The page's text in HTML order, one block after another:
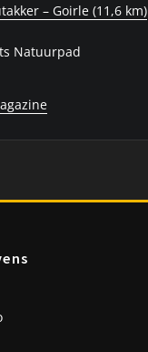
– Goirle (11,6 km)
Natuurpad